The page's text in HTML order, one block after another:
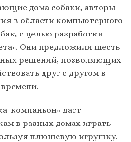
дома собаки, авторы
в области компьютерного
с целью разработки
Они предложили шесть
решений, позволяющих
друг с другом в
компаньон» даст
в разных домах играть
плюшевую игрушку.